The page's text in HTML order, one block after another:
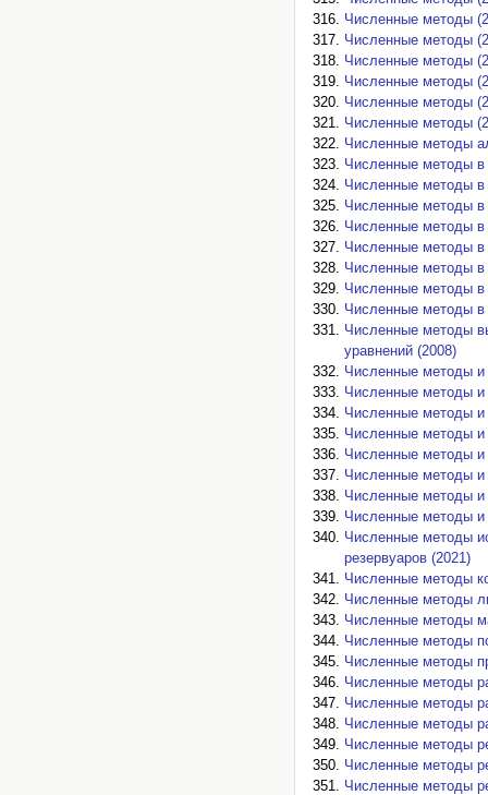
Численные методы
Численные методы
Численные методы
Численные методы
Численные методы
Численные методы
Численные методы
Численные методы в
Численные методы в
Численные методы
Численные методы в
Численные методы в
Численные методы в
Численные методы в
Численные методы в
Численные методы
уравнений (2008)
Численные методы и
Численные методы и
Численные методы и
Численные методы и
Численные методы и
Численные методы и
Численные методы и
Численные методы и
Численные методы
резервуаров (2021)
Численные методы
Численные методы
Численные методы
Численные методы
Численные методы
Численные методы
Численные методы
Численные методы
Численные методы
Численные методы
Численные методы